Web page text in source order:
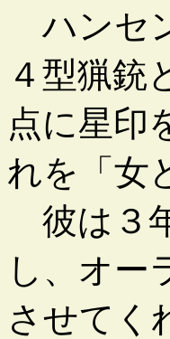
ハンセ
４型猟銃
点に星印
れを「女
彼は３
し、オー
させてく